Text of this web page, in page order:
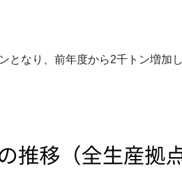
なり、前年度から2千トン増加